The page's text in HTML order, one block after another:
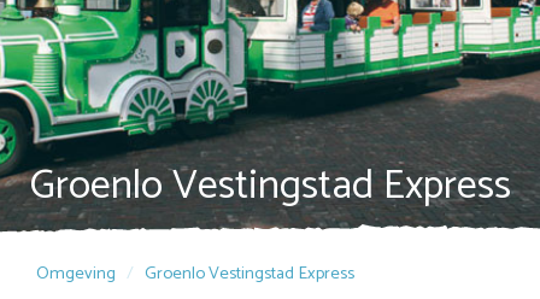
Groenlo Vestingstad Express
Omgeving Groenlo Vestingstad Express